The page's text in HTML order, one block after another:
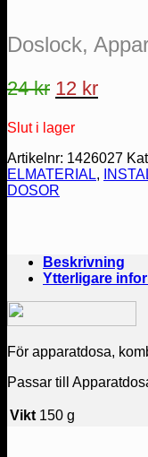
Doslock,
24kr Det
priset
var:
24 kr.
12 krDet
är:
12 kr.
Slut i lager
Artikelnr: 1426027
ELMATERIAL,
DOSOR
Beskrivning
Ytterligare
För apparatdosa,
Passar till
Vikt 150 g